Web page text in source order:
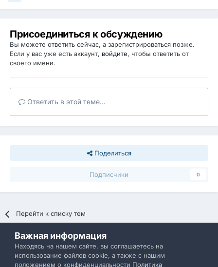
Присоединиться к обсуждению
Вы можете ответить сейчас, а зарегистрироваться позже.
Если у вас уже есть аккаунт, войдите, чтобы ответить от
своего имени.
Ответить в этой теме...
Поделиться
Подписчики 0
Перейти к списку тем
Политика конфиденциальности Обратная связь
IBResource
Важная информация
Находясь на нашем сайте, вы соглашаетесь на
использование файлов cookie, а также с нашим
положением о конфиденциальности Политика